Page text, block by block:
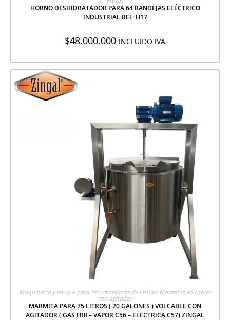
HORNO DESHIDRATADOR PARA 64 BANDEJAS ELÉCTRICO
INDUSTRIAL REF: H17
$48.000.000 INCLUIDO IVA
AGREGAR A COTIZACIÓN
Maquinaria y equipo para Procesamiento de Frutas, Marmitas volcables
con agitador
MARMITA PARA 75 LITROS ( 20 GALONES ) VOLCABLE CON
AGITADOR ( GAS FR8 – VAPOR C56 – ELECTRICA C57) ZINGAL